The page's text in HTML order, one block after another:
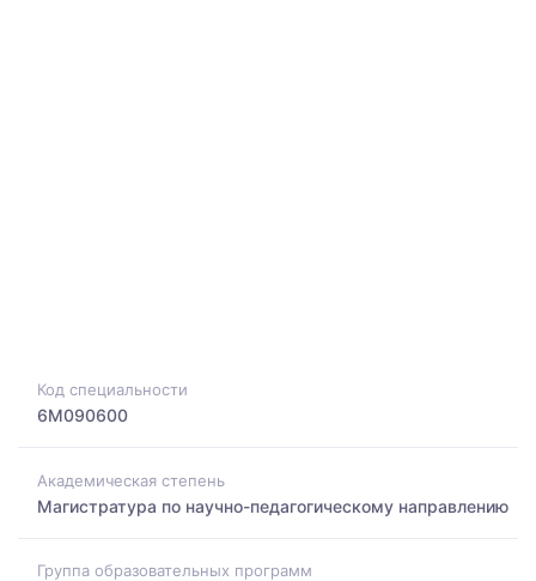
Код специальности
6M090600
Академическая степень
Магистратура по научно-педагогическому направлению
Группа образовательных программ